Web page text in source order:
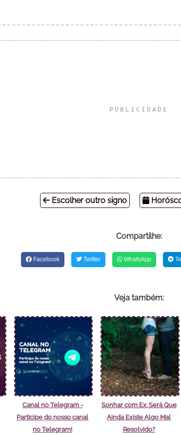
Escolher outro signo
Compartilhe:
Facebook Twitter WhatsApp
Veja também:
Canal no Telegram -
Participe do nosso canal
no Telegram!
Sonhar com Ex: Será Que
Ainda Existe Algo Mal
Resolvido?